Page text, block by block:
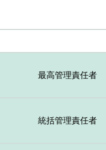
最高管理責任者
統括管理責任者